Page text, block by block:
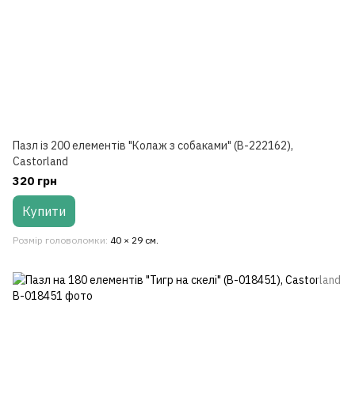
Пазл із 200 елементів "Колаж з собаками" (B-222162),
Castorland
320 грн
Купити
Розмір головоломки 40 × 29 см.